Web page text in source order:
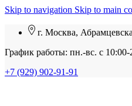
Skip to navigation Skip to main
г. Москва,
График работы: пн.-вс. с 10:00-
+7 (929) 902-91-91